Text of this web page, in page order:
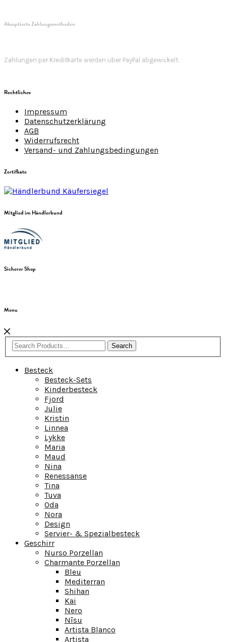
Akzeptierte Zahlungsmethoden
Zahlungen per Kreditkarte werden über PayPal abgewickelt.
Rechtliches
Impressum
Datenschutzerklärung
AGB
Widerrufsrecht
Versand- und Zahlungsbedingungen
Zertifkate
Mitglied im Händlerbund
Sicherer Shop
Menu
Search
Besteck
Besteck-Sets
Kinderbesteck
Fjord
Julie
Kristin
Linnea
Lykke
Maria
Maud
Nina
Renessanse
Tina
Tuva
Oda
Nora
Design
Servier- & Spezialbesteck
Geschirr
Nurso Porzellan
Charmante Porzellan
Bleu
Mediterran
Shihan
Kai
Nero
Nīsu
Artista Blanco
Artista